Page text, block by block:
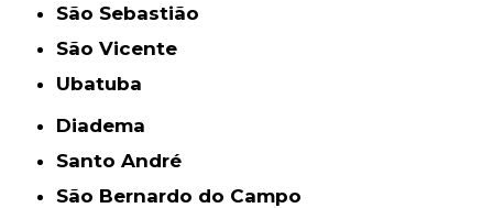
São Sebastião
São Vicente
Ubatuba
Diadema
Santo André
São Bernardo do Campo